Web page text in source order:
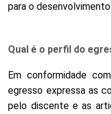
para o
Qual é o perfil do
Em conformidade
egresso expressa as
pelo discente e as